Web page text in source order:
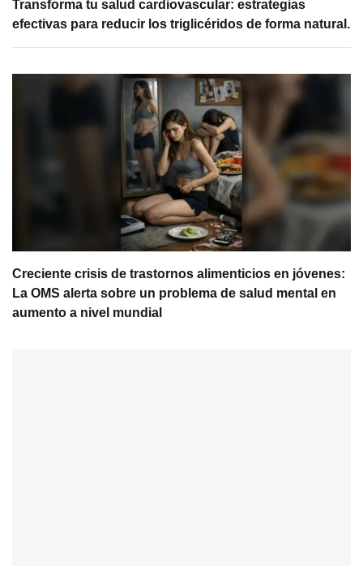
Transforma tu salud cardiovascular: estrategias
efectivas para reducir los triglicéridos de forma natural.
Creciente crisis de trastornos alimenticios en jóvenes:
La OMS alerta sobre un problema de salud mental en
aumento a nivel mundial